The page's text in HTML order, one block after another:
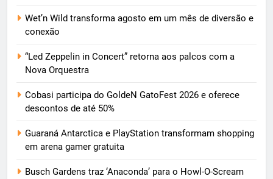
Wet’n Wild transforma agosto em um mês de diversão e
conexão
“Led Zeppelin in Concert” retorna aos palcos com a
Nova Orquestra
Cobasi participa do GoldeN GatoFest 2026 e oferece
descontos de até 50%
Guaraná Antarctica e PlayStation transformam shopping
em arena gamer gratuita
Busch Gardens traz ‘Anaconda’ para o Howl-O-Scream